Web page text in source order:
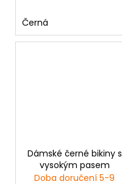
Černá
Dámské černé bikiny s
vysokým pasem
Doba doručení 5-9